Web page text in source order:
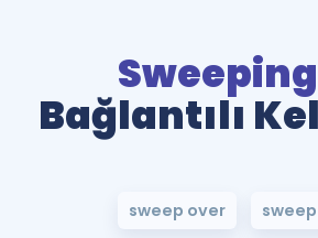
Sweeping
Bağlantılı
sweep over